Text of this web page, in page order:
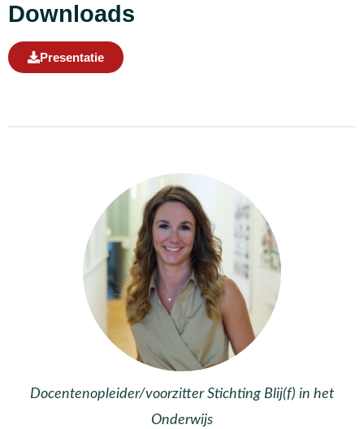
Downloads
Presentatie
Docentenopleider/voorzitter Stichting Blij(f) in het
Onderwijs